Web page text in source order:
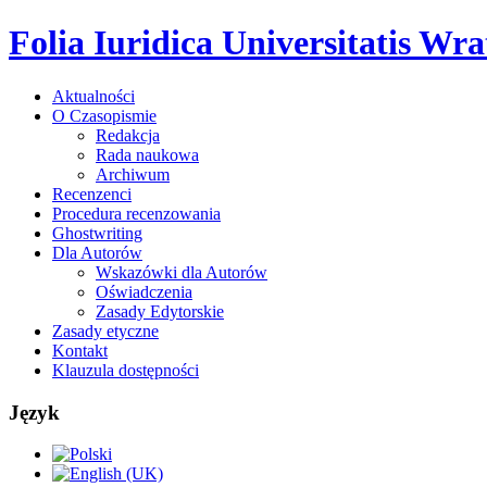
Folia Iuridica Universitatis
Aktualności
O Czasopismie
Redakcja
Rada naukowa
Archiwum
Recenzenci
Procedura recenzowania
Ghostwriting
Dla Autorów
Wskazówki dla Autorów
Oświadczenia
Zasady Edytorskie
Zasady etyczne
Kontakt
Klauzula dostępności
Język